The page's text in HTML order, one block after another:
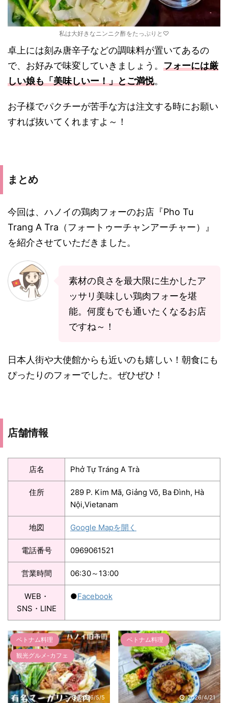
私は大好きなニンニク酢をたっぷりと♡
卓上には刻み唐辛子などの調味料が置いてあるの
で、お好みで味変していきましょう。 フォーには厳
しい娘も「美味しいー！」とご満悦。
お子様でパクチーが苦手な方は注文する時にお願い
すれば抜いてくれますよ～！
まとめ
今回は、ハノイの鶏肉フォーのお店『Pho Tu
Trang A Tra（フォートゥーチャンアーチャー）』
を紹介させていただきました。
素材の良さを最大限に生かしたア
ッサリ美味しい鶏肉フォーを堪
能。何度もでも通いたくなるお店
ですね～！
日本人街や大使館からも近いのも嬉しい！朝食にも
ぴったりのフォーでした。ぜひぜひ！
店舗情報
店名 Phở Tự Tráng A Trà
住所
289 P. Kim Mã, Giảng Võ, Ba Đình, Hà
Nội,Vietanam
地図 Google Mapを開く
電話番号 0969061521
営業時間 06:30～13:00
WEB・
SNS・LINE
●Facebook
ベトナム料理
2026/4/21
ベトナム料理
観光グルメ-カフェ
2026/4/16